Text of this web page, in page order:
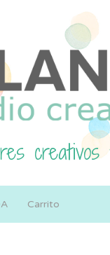
creativos
Carrito